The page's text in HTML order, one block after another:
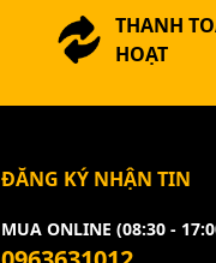
THANH
HOẠT
ĐĂNG KÝ NHẬN TIN
MUA ONLINE (08:30 -